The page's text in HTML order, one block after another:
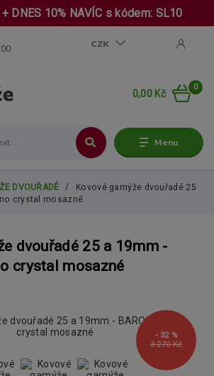
DNES 10% NAVÍC s kódem: SL10
Menu
CZK
0
0,00 Kč
DVOUŘADÉ
Kovové garnýže dvouřadé 25
crystal mosazné
dvouřadé 25 a 19mm -
crystal mosazné
3 270 Kč
- 32 %